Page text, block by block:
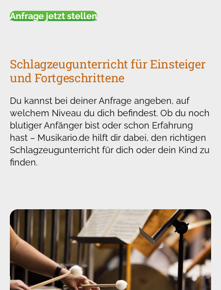
Anfrage jetzt stellen
Schlagzeugunterricht für Einsteiger
und Fortgeschrittene
Du kannst bei deiner Anfrage angeben, auf
welchem Niveau du dich befindest. Ob du noch
blutiger Anfänger bist oder schon Erfahrung
hast – Musikario.de hilft dir dabei, den richtigen
Schlagzeugunterricht für dich oder dein Kind zu
finden.